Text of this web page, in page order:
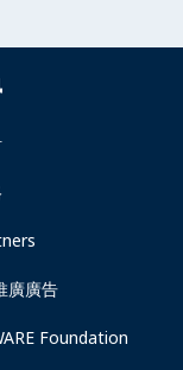
廣廣告
Foundation